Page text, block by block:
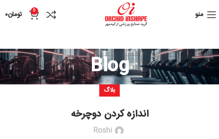
منو 0 تومان۰
Blog
بلاگ
اندازه کردن دوچرخه
Roshi